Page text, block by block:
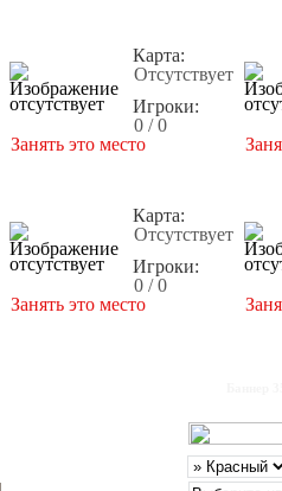
Карта:
Отсутствует
Игроки:
0 / 0
Занять это место
Карта:
Отсутствует
Игроки:
0 / 0
Занять это место